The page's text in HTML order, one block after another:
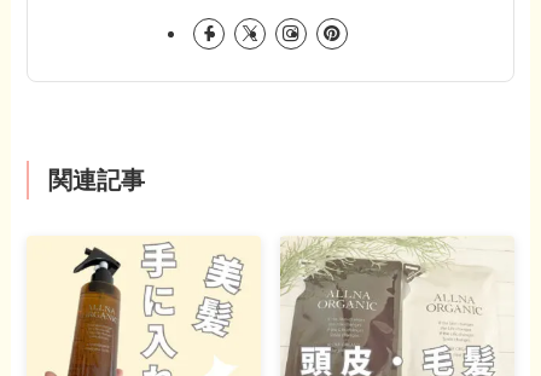
関連記事